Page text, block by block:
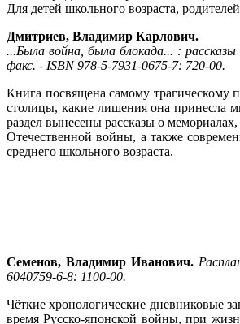
Для детей школьного возраста,
Дмитриев, Владимир Карлович.
...Была война, была блокада... :
факс. - ISBN 978-5-7931-0675-7: 720-00.
Книга посвящена самому трагическому
столицы, какие лишения она принесла
раздел вынесены рассказы о
Отечественной войны, а также
среднего школьного возраста.
Семенов, Владимир Иванович.
6040759-6-8: 1100-00.
Чёткие хронологические дневниковые
время Русско-японской войны, при